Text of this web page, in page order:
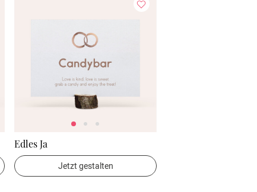
Edles Ja
Jetzt gestalten